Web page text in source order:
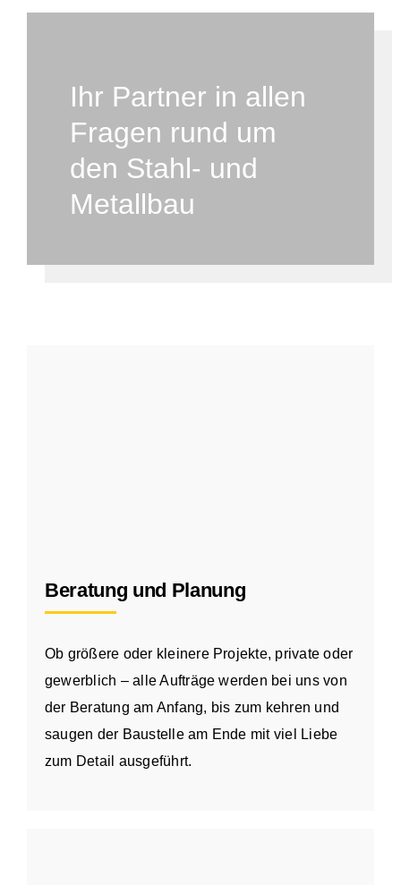
Ihr Partner in allen
Fragen rund um
den Stahl- und
Metallbau
Beratung und Planung
Ob größere oder kleinere Projekte, private oder
gewerblich – alle Aufträge werden bei uns von
der Beratung am Anfang, bis zum kehren und
saugen der Baustelle am Ende mit viel Liebe
zum Detail ausgeführt.